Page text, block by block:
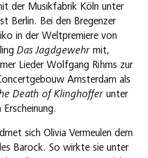
der Musikfabrik Köln unter
Berlin. Bei den Bregenzer
in der Weltpremiere von
Das Jagdgewehr mit,
Lieder Wolfgang Rihms zur
Amsterdam als
Death of Klinghoffer unter
sich Olivia Vermeulen dem
Barock. So wirkte sie unter